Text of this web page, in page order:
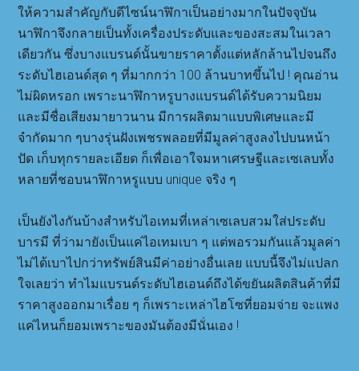
ให้ความสำคัญกับดีไซน์นาฬิกาเป็นอย่างมากในปัจจุบัน
นาฬิกาจึงกลายเป็นทั้งเครื่องประดับและของสะสมในเวลา
เดียวกัน ซึ่งบางแบรนด์นั้นขายราคาตั้งแต่หลักล้านไปจนถึง
ระดับไฮเอนด์สุด ๆ ที่มากกว่า 100 ล้านบาทขึ้นไป ! คุณอ่าน
ไม่ผิดหรอก เพราะนาฬิกาหรูบางแบรนด์ได้รับความนิยม
และมีชื่อเสียงมายาวนาน มีการผลิตมาแบบพิเศษและมี
จำกัดมาก ๆบางรุ่นฝังเพชรพลอยที่มีมูลค่าสูงลงไปบนหน้า
ปัด เก็บทุกรายละเอียด ก็เพื่อเอาใจมหาเศรษฐีและเซเลบทั้ง
หลายที่ชอบนาฬิกาหรูแบบ unique จริง ๆ
เป็นยังไงกันบ้างสำหรับไอเทมที่เหล่าเซเลบสวมใส่ประดับ
บารมี ที่ว่ามายังเป็นแค่ไอเทมเบา ๆ แต่พอรวมกันแล้วมูลค่า
ไม่ได้เบาไปกว่าทรัพย์สินมีค่าอย่างอื่นเลย แบบนี้จึงไม่แปลก
ใจเลยว่า ทำไมแบรนด์ระดับไฮเอนด์ถึงได้ขยันผลิตสินค้าที่มี
ราคาสูงออกมาเรื่อย ๆ ก็เพราะเหล่าไฮโซที่ยอมจ่าย จะแพง
แค่ไหนก็ยอมเพราะของมันต้องมีนั่นเอง !